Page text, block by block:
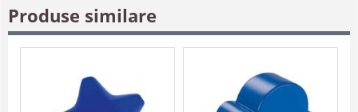
Produse similare